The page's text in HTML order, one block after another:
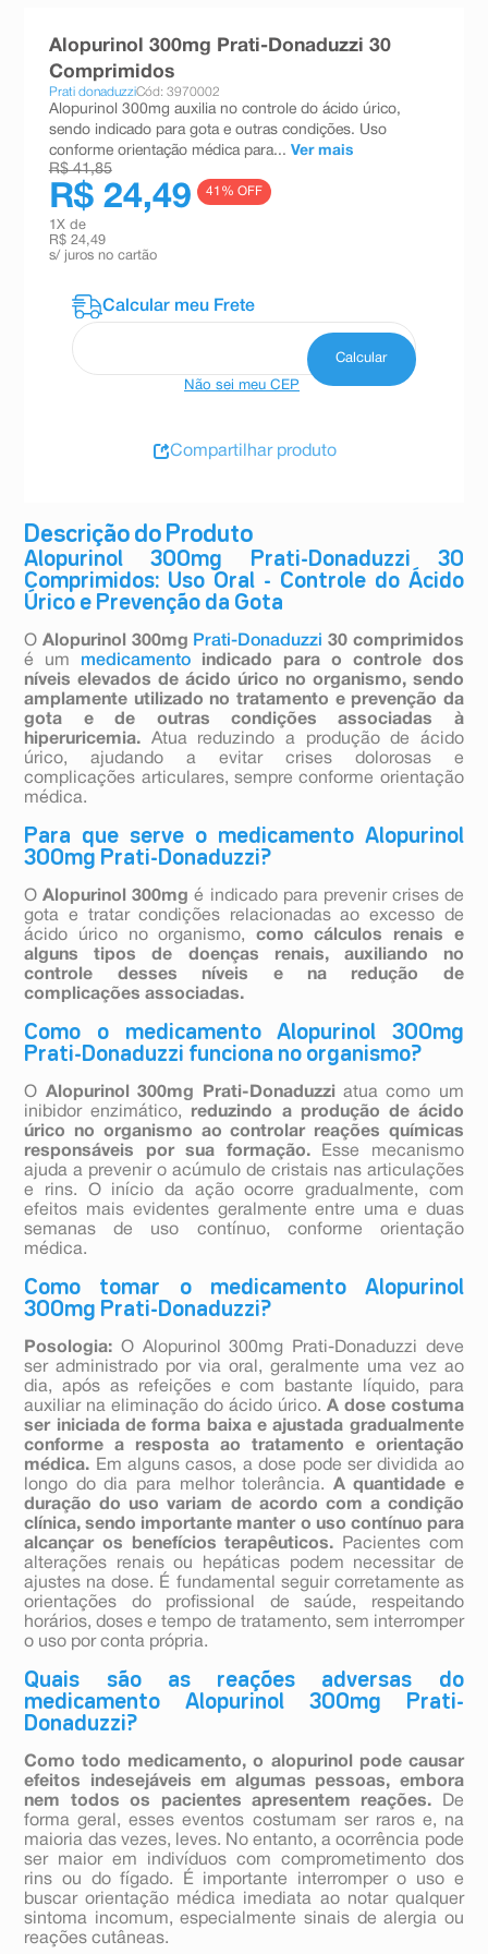
Descrição do Produto
Alopurinol 300mg Prati-Donaduzzi 30
Comprimidos: Uso Oral - Controle do Ácido
Úrico e Prevenção da Gota
OAlopurinol 300mg Prati-Donaduzzi 30 comprimidos
é um medicamento indicado para o controle dos
níveis elevados de ácido úrico no organismo, sendo
amplamente utilizado no tratamento e prevenção da
gota e de outras condições associadas à
hiperuricemia. Atua reduzindo a produção de ácido
úrico, ajudando a evitar crises dolorosas e
complicações articulares, sempre conforme orientação
médica.
Para que serve o medicamento Alopurinol
300mg Prati-Donaduzzi?
OAlopurinol 300mg é indicado para prevenir crises de
gota e tratar condições relacionadas ao excesso de
ácido úrico no organismo, como cálculos renais e
alguns tipos de doenças renais, auxiliando no
controle desses níveis e na redução de
complicações associadas.
Como o medicamento Alopurinol 300mg
Prati-Donaduzzi funciona no organismo?
O Alopurinol 300mg Prati-Donaduzzi atua como um
inibidor enzimático, reduzindo a produção de ácido
úrico no organismo ao controlar reações químicas
responsáveis por sua formação.Esse mecanismo
ajuda a prevenir o acúmulo de cristais nas articulações
e rins. O início da ação ocorre gradualmente, com
efeitos mais evidentes geralmente entre uma e duas
semanas de uso contínuo, conforme orientação
médica.
Como tomar o medicamento Alopurinol
300mg Prati-Donaduzzi?
Posologia: O Alopurinol 300mg Prati-Donaduzzi deve
ser administrado por via oral, geralmente uma vez ao
dia, após as refeições e com bastante líquido, para
auxiliar na eliminação do ácido úrico. A dose costuma
ser iniciada de forma baixa e ajustada gradualmente
conforme a resposta ao tratamento e orientação
médica. Em alguns casos, a dose pode ser dividida ao
longo do dia para melhor tolerância. A quantidade e
duração do uso variam de acordo com a condição
clínica, sendo importante manter o uso contínuo para
alcançar os benefícios terapêuticos. Pacientes com
alterações renais ou hepáticas podem necessitar de
ajustes na dose. É fundamental seguir corretamente as
orientações do profissional de saúde, respeitando
horários, doses e tempo de tratamento, sem interromper
o uso por conta própria.
Quais são as reações adversas do
medicamento Alopurinol 300mg Prati-
Donaduzzi?
Como todo medicamento, o alopurinol pode causar
efeitos indesejáveis em algumas pessoas, embora
nem todos os pacientes apresentem reações. De
forma geral, esses eventos costumam ser raros e, na
maioria das vezes, leves. No entanto, a ocorrência pode
ser maior em indivíduos com comprometimento dos
rins ou do fígado. É importante interromper o uso e
buscar orientação médica imediata ao notar qualquer
sintoma incomum, especialmente sinais de alergia ou
reações cutâneas.
Alopurinol 300mg Prati-Donaduzzi 30
Comprimidos
Prati donaduzziCód: 3970002
Alopurinol 300mg auxilia no controle do ácido úrico,
sendo indicado para gota e outras condições. Uso
conforme orientação médica para... Ver mais
R$ 41,85
R$ 24,49 41 % OFF
1 X de
R$ 24,49
s/ juros no cartão
Não sei meu CEP
Compartilhar produto
absorvente
10ºshampoo